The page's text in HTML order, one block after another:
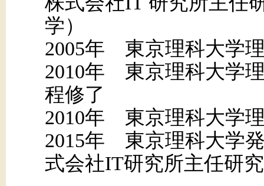
学）
2005年 東京理科大学
2010年 東京理科大学
程修了
2010年 東京理科大学
2015年 東京理科大学
式会社IT研究所主任研